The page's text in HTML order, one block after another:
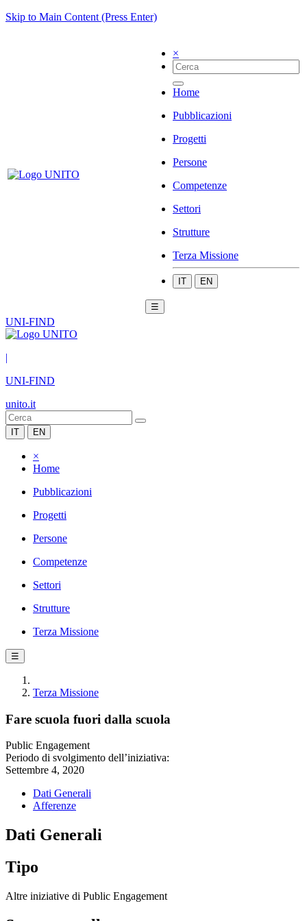
Skip to Main Content (Press Enter)
×
Home
Pubblicazioni
Progetti
Persone
Competenze
Settori
Strutture
Terza Missione
IT EN
☰
UNI-FIND
|
UNI-FIND
unito.it
IT EN
×
Home
Pubblicazioni
Progetti
Persone
Competenze
Settori
Strutture
Terza Missione
☰
Terza Missione
Fare scuola fuori dalla scuola
Public Engagement
Periodo di svolgimento dell’iniziativa:
Settembre 4, 2020
Dati Generali
Afferenze
Dati Generali
Tipo
Altre iniziative di Public Engagement